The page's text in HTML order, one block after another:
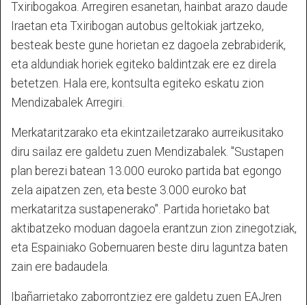
Txiribogakoa. Arregiren esanetan, hainbat arazo daude
Iraetan eta Txiribogan autobus geltokiak jartzeko,
besteak beste gune horietan ez dagoela zebrabiderik,
eta aldundiak horiek egiteko baldintzak ere ez direla
betetzen. Hala ere, kontsulta egiteko eskatu zion
Mendizabalek Arregiri.
Merkataritzarako eta ekintzailetzarako aurreikusitako
diru sailaz ere galdetu zuen Mendizabalek. "Sustapen
plan berezi batean 13.000 euroko partida bat egongo
zela aipatzen zen, eta beste 3.000 euroko bat
merkataritza sustapenerako". Partida horietako bat
aktibatzeko moduan dagoela erantzun zion zinegotziak,
eta Espainiako Gobernuaren beste diru laguntza baten
zain ere badaudela.
Ibañarrietako zaborrontziez ere galdetu zuen EAJren